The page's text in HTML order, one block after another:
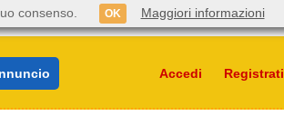
Accedi Registrati
consenso. OK Maggiori informazioni